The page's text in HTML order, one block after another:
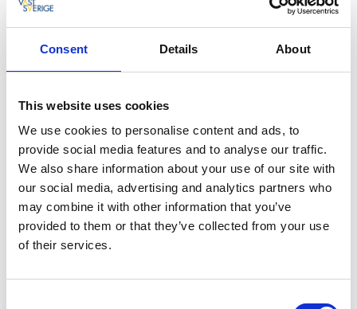
Consent Details About
This website uses cookies
We use cookies to personalise content and ads, to
provide social media features and to analyse our traffic.
We also share information about your use of our site with
our social media, advertising and analytics partners who
may combine it with other information that you’ve
provided to them or that they’ve collected from your use
of their services.
färgkombinationer och former samt hur du kan bygga
upp intresse och struktur genom årstiderna.
långsiktigt välmående trädgård. Efter visningen kan
Innehåll:
Hur du väljer perenner för olika ståndorter: sol,
skugga, torrt och fuktigt
Designidéer med fokus på färg, form och struktur
Hur du skapar intresse och variation genom hela